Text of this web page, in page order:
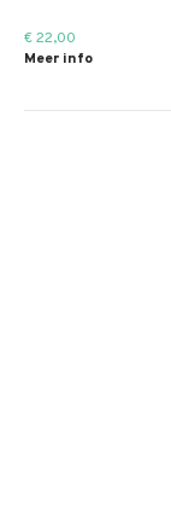
€ 22,00
Meer info